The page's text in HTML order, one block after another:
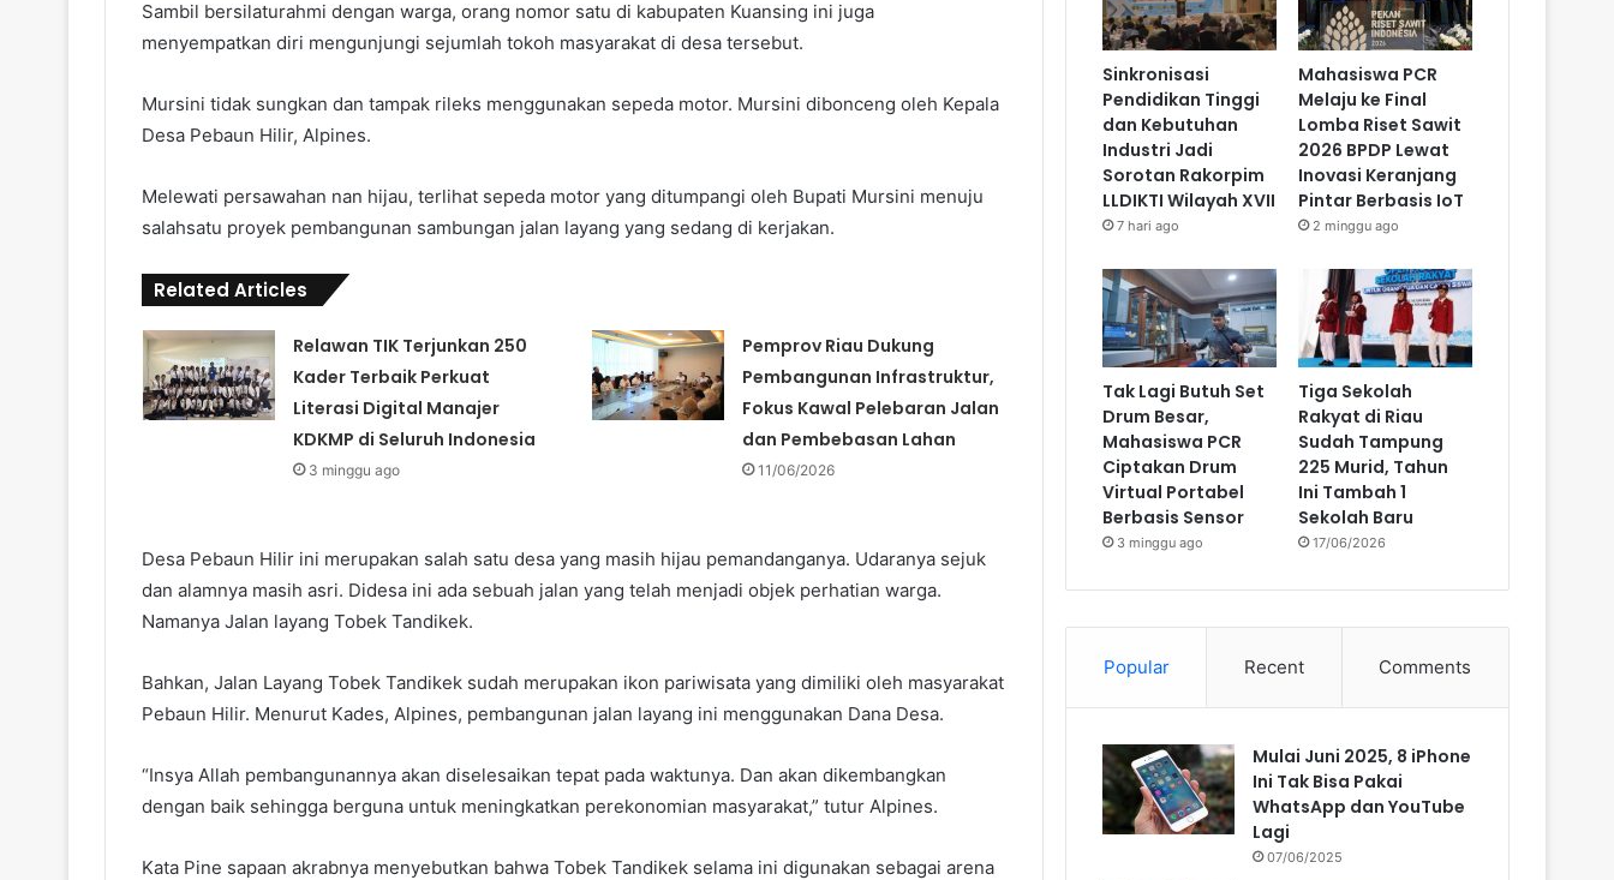
Sambil bersilaturahmi dengan warga, orang nomor satu di kabupaten Kuansing ini juga
menyempatkan diri mengunjungi sejumlah tokoh masyarakat di desa tersebut.
Mursini tidak sungkan dan tampak rileks menggunakan sepeda motor. Mursini dibonceng oleh Kepala
Desa Pebaun Hilir, Alpines.
Melewati persawahan nan hijau, terlihat sepeda motor yang ditumpangi oleh Bupati Mursini menuju
salahsatu proyek pembangunan sambungan jalan layang yang sedang di kerjakan.
Related Articles
Relawan TIK Terjunkan 250
Kader Terbaik Perkuat
Literasi Digital Manajer
KDKMP di Seluruh Indonesia
3 minggu ago
Pemprov Riau Dukung
Pembangunan Infrastruktur,
Fokus Kawal Pelebaran Jalan
dan Pembebasan Lahan
11/06/2026
Desa Pebaun Hilir ini merupakan salah satu desa yang masih hijau pemandanganya. Udaranya sejuk
dan alamnya masih asri. Didesa ini ada sebuah jalan yang telah menjadi objek perhatian warga.
Namanya Jalan layang Tobek Tandikek.
Bahkan, Jalan Layang Tobek Tandikek sudah merupakan ikon pariwisata yang dimiliki oleh masyarakat
Pebaun Hilir. Menurut Kades, Alpines, pembangunan jalan layang ini menggunakan Dana Desa.
“Insya Allah pembangunannya akan diselesaikan tepat pada waktunya. Dan akan dikembangkan
dengan baik sehingga berguna untuk meningkatkan perekonomian masyarakat,” tutur Alpines.
Kata Pine sapaan akrabnya menyebutkan bahwa Tobek Tandikek selama ini digunakan sebagai arena
Sinkronisasi
Pendidikan Tinggi
dan Kebutuhan
Industri Jadi
Sorotan Rakorpim
LLDIKTI Wilayah XVII
7 hari ago
Mahasiswa PCR
Melaju ke Final
Lomba Riset Sawit
2026 BPDP Lewat
Inovasi Keranjang
Pintar Berbasis IoT
2 minggu ago
Tak Lagi Butuh Set
Drum Besar,
Mahasiswa PCR
Ciptakan Drum
Virtual Portabel
Berbasis Sensor
3 minggu ago
Tiga Sekolah
Rakyat di Riau
Sudah Tampung
225 Murid, Tahun
Ini Tambah 1
Sekolah Baru
17/06/2026
Popular Recent Comments
Mulai Juni 2025, 8 iPhone
Ini Tak Bisa Pakai
WhatsApp dan YouTube
Lagi
07/06/2025